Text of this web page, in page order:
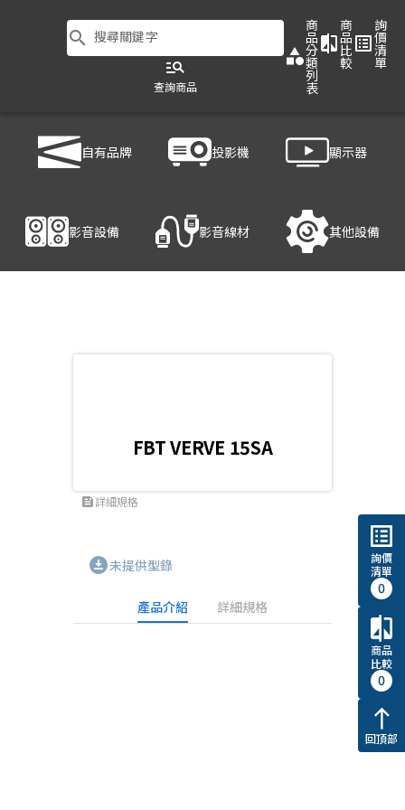
search 搜尋關鍵字
manage_search
查詢商品
category
商
品
分
類
列
表
compare
商
品
比
較
list_alt
詢
價
清
單
自有品牌 投影機 顯示器
影音設備 影音線材 其他設備
產品細節
FBT VERVE 15SA
feed詳細規格
download_for_offline未提供型錄
產品介紹 詳細規格
list_alt
詢價
清單
0
compare
商品
比較
0
north
回頂部